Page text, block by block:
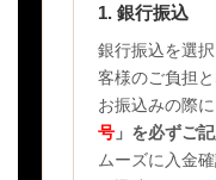
1. 銀行振込
銀行振込を選
客様のご負担と
お振込みの際に
号 」を必ずご
ムーズに入金